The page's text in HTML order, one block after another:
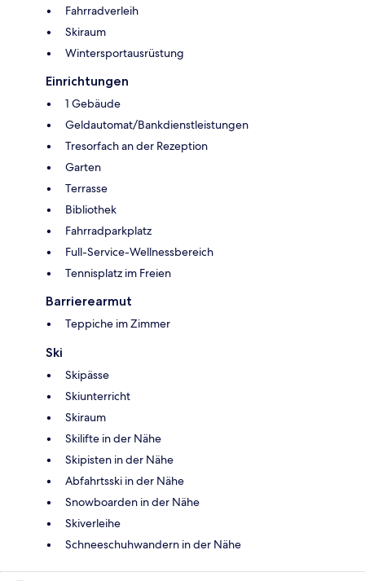
Fahrradverleih
Skiraum
Wintersportausrüstung
Einrichtungen
1 Gebäude
Geldautomat/Bankdienstleistungen
Tresorfach an der Rezeption
Garten
Terrasse
Bibliothek
Fahrradparkplatz
Full-Service-Wellnessbereich
Tennisplatz im Freien
Barrierearmut
Teppiche im Zimmer
Ski
Skipässe
Skiunterricht
Skiraum
Skilifte in der Nähe
Skipisten in der Nähe
Abfahrtsski in der Nähe
Snowboarden in der Nähe
Skiverleihe
Schneeschuhwandern in der Nähe